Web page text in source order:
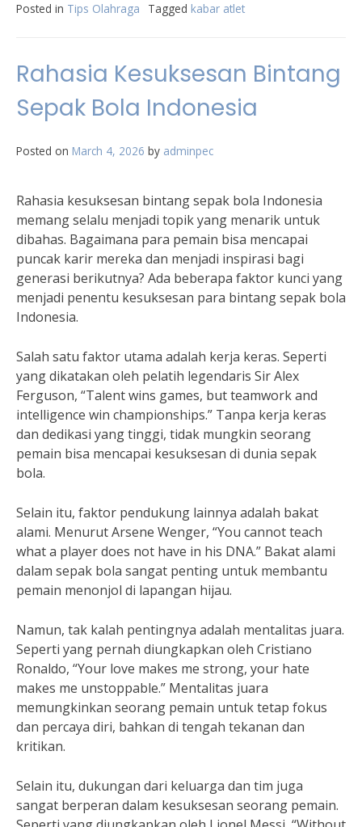
Posted in Tips Olahraga Tagged kabar atlet
Rahasia Kesuksesan Bintang
Sepak Bola Indonesia
Posted on March 4, 2026 by adminpec
Rahasia kesuksesan bintang sepak bola Indonesia
memang selalu menjadi topik yang menarik untuk
dibahas. Bagaimana para pemain bisa mencapai
puncak karir mereka dan menjadi inspirasi bagi
generasi berikutnya? Ada beberapa faktor kunci yang
menjadi penentu kesuksesan para bintang sepak bola
Indonesia.
Salah satu faktor utama adalah kerja keras. Seperti
yang dikatakan oleh pelatih legendaris Sir Alex
Ferguson, “Talent wins games, but teamwork and
intelligence win championships.” Tanpa kerja keras
dan dedikasi yang tinggi, tidak mungkin seorang
pemain bisa mencapai kesuksesan di dunia sepak
bola.
Selain itu, faktor pendukung lainnya adalah bakat
alami. Menurut Arsene Wenger, “You cannot teach
what a player does not have in his DNA.” Bakat alami
dalam sepak bola sangat penting untuk membantu
pemain menonjol di lapangan hijau.
Namun, tak kalah pentingnya adalah mentalitas juara.
Seperti yang pernah diungkapkan oleh Cristiano
Ronaldo, “Your love makes me strong, your hate
makes me unstoppable.” Mentalitas juara
memungkinkan seorang pemain untuk tetap fokus
dan percaya diri, bahkan di tengah tekanan dan
kritikan.
Selain itu, dukungan dari keluarga dan tim juga
sangat berperan dalam kesuksesan seorang pemain.